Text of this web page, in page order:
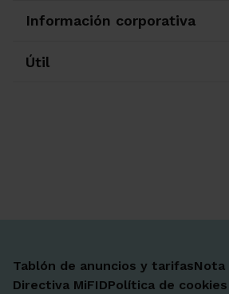
Información corporativa
Útil
Tablón de anuncios y tarifasNota
Directiva MiFIDPolítica de cookies